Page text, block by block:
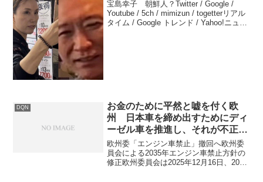
宝島幸子 朝鮮人？Twitter / Google /
Youtube / 5ch / mimizun / togetterリアル
タイム / Google トレンド / Yahoo!ニュー
DQN
お金のために平然と嘘を付く欧
州 日本車を締め出すためにディ
ーゼル車を推進し、それが不正で
挫折すると今度はEVへと極端に
振った歴史
欧州委「エンジン車禁止」撤回へ欧州委
員会による2035年エンジン車禁止方針の
修正欧州委員会は2025年12月16日、2035